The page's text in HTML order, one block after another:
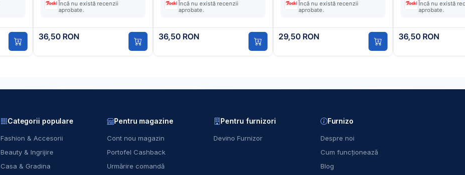
Încă nu există recenzii
aprobate.
36,50 RON
Încă nu există recenzii
aprobate.
36,50 RON
Încă nu există recenzii
aprobate.
29,50 RON
Încă nu există
aprobate.
36,50 RON
Categorii populare
Fashion & Accesorii
Beauty & Ingrijire
Casa & Gradina
Pentru magazine
Cont nou magazin
Portofel Cashback
Urmărire comandă
Pentru furnizori
Devino Furnizor
Furnizo
Despre noi
Cum funcționează
Blog